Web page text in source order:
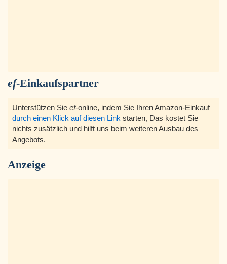
ef-Einkaufspartner
Unterstützen Sie ef-online, indem Sie Ihren Amazon-Einkauf
durch einen Klick auf diesen Link starten, Das kostet Sie
nichts zusätzlich und hilft uns beim weiteren Ausbau des
Angebots.
Anzeige